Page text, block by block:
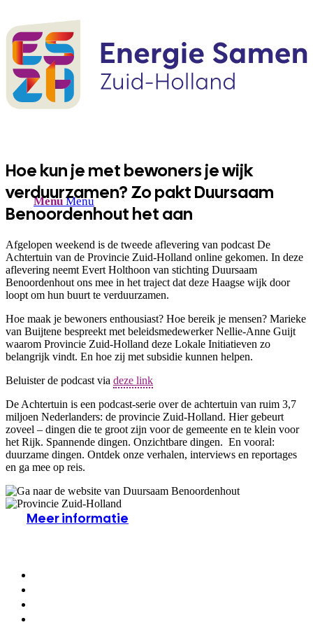
Menu Menu
Hoe kun je met bewoners je wijk
verduurzamen? Zo pakt Duursaam
Benoordenhout het aan
Afgelopen weekend is de tweede aflevering van podcast De
Achtertuin van de Provincie Zuid-Holland online gekomen. In deze
aflevering neemt Evert Holthoon van stichting Duursaam
Benoordenhout ons mee in het traject dat deze Haagse wijk door
loopt om hun buurt te verduurzamen.
Hoe maak je bewoners enthousiast? Hoe bereik je mensen? Marieke
van Buijtene bespreekt met beleidsmedewerker Nellie-Anne Guijt
waarom Provincie Zuid-Holland deze Lokale Initiatieven zo
belangrijk vindt. En hoe zij met subsidie kunnen helpen.
Beluister de podcast via deze link
De Achtertuin is een podcast-serie over de achtertuin van ruim 3,7
miljoen Nederlanders: de provincie Zuid-Holland. Hier gebeurt
zoveel – dingen die te groot zijn voor de gemeente en te klein voor
het Rijk. Spannende dingen. Onzichtbare dingen. En vooral:
duurzame dingen. Ontdek onze verhalen, interviews en reportages
en ga mee op reis.
Meer informatie